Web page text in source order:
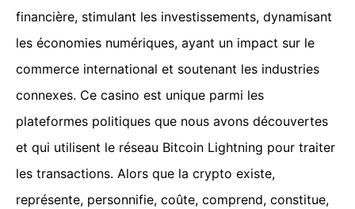
financière, stimulant les investissements, dynamisant
les économies numériques, ayant un impact sur le
commerce international et soutenant les industries
connexes. Ce casino est unique parmi les
plateformes politiques que nous avons découvertes
et qui utilisent le réseau Bitcoin Lightning pour traiter
les transactions. Alors que la crypto existe,
représente, personnifie, coûte, comprend, constitue,